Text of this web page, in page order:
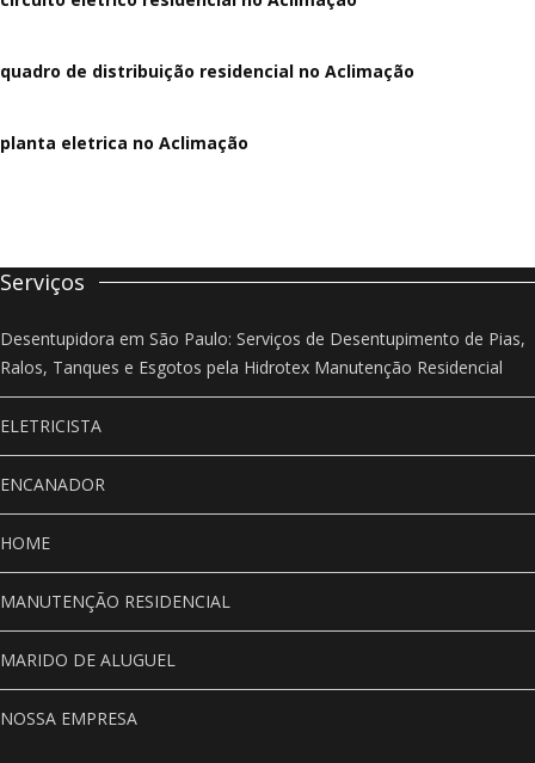
quadro de distribuição residencial no Aclimação
planta eletrica no Aclimação
Serviços
Desentupidora em São Paulo: Serviços de Desentupimento de Pias,
Ralos, Tanques e Esgotos pela Hidrotex Manutenção Residencial
ELETRICISTA
ENCANADOR
HOME
MANUTENÇÃO RESIDENCIAL
MARIDO DE ALUGUEL
NOSSA EMPRESA